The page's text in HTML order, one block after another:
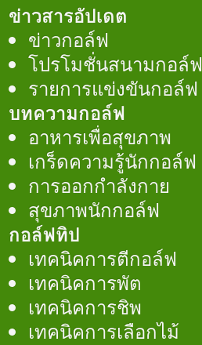
ข่าวสารอัปเดต
ข่าวกอล์ฟ
โปรโมชั่นสนามกอล์ฟ
รายการแข่งขันกอล์ฟ
บทความกอล์ฟ
อาหารเพื่อสุขภาพ
เกร็ดความรู้นักกอล์ฟ
การออกกำลังกาย
สุขภาพนักกอล์ฟ
กอล์ฟทิป
เทคนิคการตีกอล์ฟ
เทคนิคการพัต
เทคนิคการชิพ
เทคนิคการเลือกไม้